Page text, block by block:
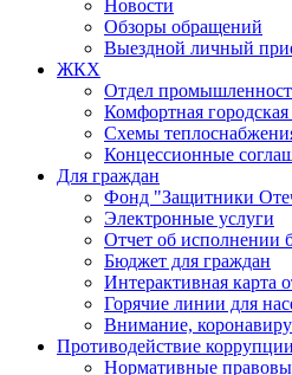
Новости
Обзоры обращений
Выездной личный
ЖКХ
Отдел
Комфортная городская
Схемы
Концессионные
Для граждан
Фонд "Защитники
Электронные услуги
Отчет об исполнении
Бюджет для граждан
Интерактивная карта
Горячие линии для
Внимание,
Противодействие коррупции
Нормативные